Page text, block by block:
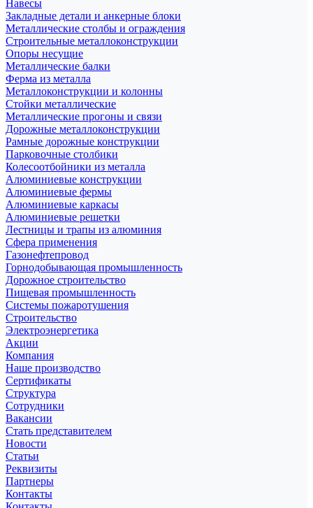
Навесы
Закладные детали и анкерные блоки
Металлические столбы и ограждения
Строительные металлоконструкции
Опоры несущие
Металлические балки
Ферма из металла
Металлоконструкции и колонны
Стойки металлические
Металлические прогоны и связи
Дорожные металлоконструкции
Рамные дорожные конструкции
Парковочные столбики
Колесоотбойники из металла
Алюминиевые конструкции
Алюминиевые фермы
Алюминиевые каркасы
Алюминиевые решетки
Лестницы и трапы из алюминия
Сфера применения
Газонефтепровод
Горнодобывающая промышленность
Дорожное строительство
Пищевая промышленность
Системы пожаротушения
Строительство
Электроэнергетика
Акции
Компания
Наше производство
Сертификаты
Структура
Сотрудники
Вакансии
Стать представителем
Новости
Статьи
Реквизиты
Партнеры
Контакты